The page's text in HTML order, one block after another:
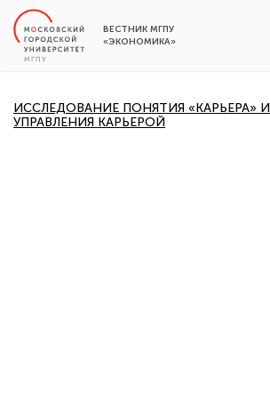
ВЕСТНИК МГПУ
«ЭКОНОМИКА»
ИССЛЕДОВАНИЕ ПОНЯТИЯ «КАРЬЕРА»
УПРАВЛЕНИЯ КАРЬЕРОЙ